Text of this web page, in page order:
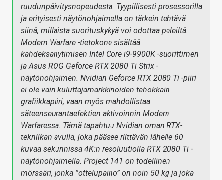
ruudunpäivitysnopeudesta. Tyypillisesti prosessorilla
ja erityisesti näytönohjaimella on tärkein tehtävä
siinä, millaista suorituskykyä voi odottaa peleiltä.
Modern Warfare -tietokone sisältää
kahdeksanytimisen Intel Core i9-9900K -suorittimen
ja Asus ROG Geforce RTX 2080 Ti Strix -
näytönohjaimen. Nvidian Geforce RTX 2080 Ti -piiri
ei ole vain kuluttajamarkkinoiden tehokkain
grafiikkapiiri, vaan myös mahdollistaa
säteenseurantaefektien aktivoinnin Modern
Warfaressa. Tämä tapahtuu Nvidian oman RTX-
tekniikan avulla, joka pääsee riittävän lähelle 60
kuvaa sekunnissa 4K:n resoluutiolla RTX 2080 Ti -
näytönohjaimella. Project 141 on todellinen
mörssäri, jonka ”ottelupaino” on noin 50 kg ja joka